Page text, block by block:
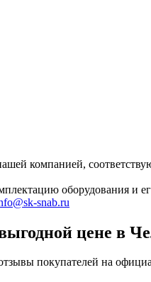
компанией,
оборудования и
snab.ru
цене в
покупателей на